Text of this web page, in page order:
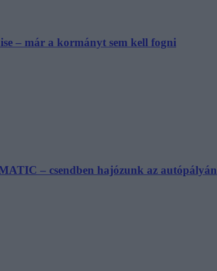
– már a kormányt sem kell fogni
– csendben hajózunk az autópályán